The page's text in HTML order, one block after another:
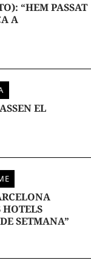
“HEM PASSAT
A
EL
SETMANA”